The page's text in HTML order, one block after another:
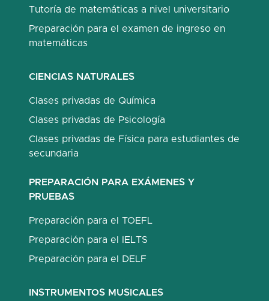
Tutoría de matemáticas a nivel universitario
Preparación para el examen de ingreso en
matemáticas
CIENCIAS NATURALES
Clases privadas de Química
Clases privadas de Psicología
Clases privadas de Física para estudiantes de
secundaria
PREPARACIÓN PARA EXÁMENES Y
PRUEBAS
Preparación para el TOEFL
Preparación para el IELTS
Preparación para el DELF
INSTRUMENTOS MUSICALES